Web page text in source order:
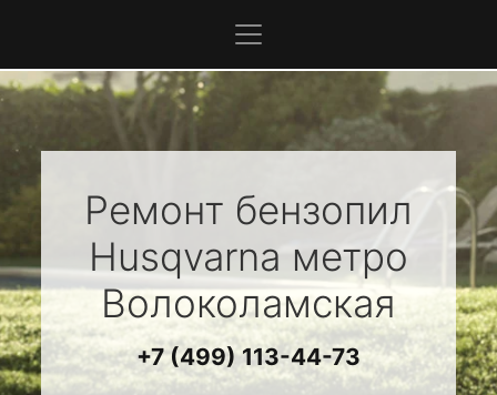
Ремонт бензопил
Husqvarna метро
Волоколамская
+7 (499) 113-44-73